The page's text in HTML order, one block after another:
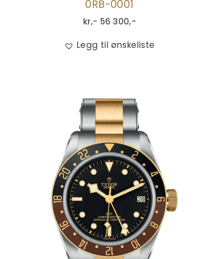
0RB-0001
kr,- 56 300,-
Legg til ønskeliste